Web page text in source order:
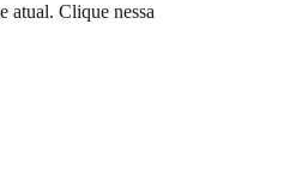
atual. Clique nessa